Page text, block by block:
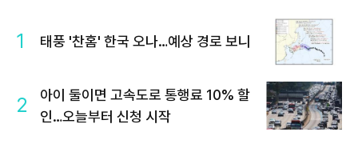
1 태풍 '찬홈' 한국 오나…예상 경로 보니
2
아이 둘이면 고속도로 통행료 10% 할
인…오늘부터 신청 시작